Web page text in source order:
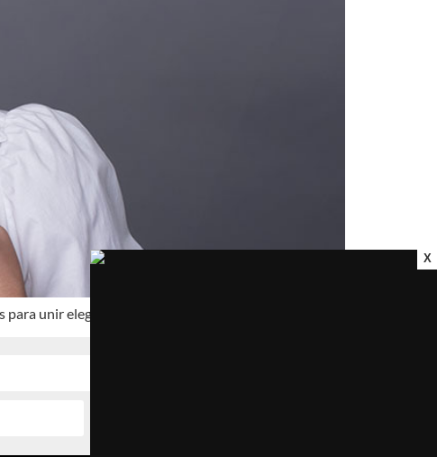
unir elegância, versatilidade e estilo.
X